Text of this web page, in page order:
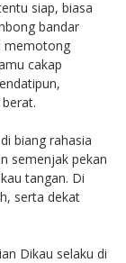
siap, biasa
bandar
memotong
cakap
biang rahasia
semenjak pekan
tangan. Di
serta dekat
Dikau selaku di